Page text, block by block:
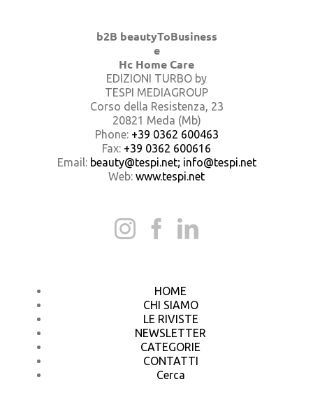
b2B beautyToBusiness
e
Hc Home Care
EDIZIONI TURBO by
TESPI MEDIAGROUP
Corso della Resistenza, 23
20821 Meda (Mb)
Phone: +39 0362 600463
Fax: +39 0362 600616
Email: beauty@tespi.net; info@tespi.net
Web: www.tespi.net
HOME
CHI SIAMO
LE RIVISTE
NEWSLETTER
CATEGORIE
CONTATTI
Cerca